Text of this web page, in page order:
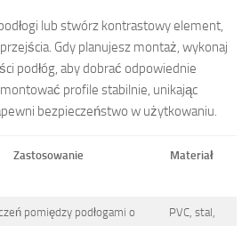
lub stwórz kontrastowy element,
Gdy planujesz montaż, wykonaj
podłóg, aby dobrać odpowiednie
profile stabilnie, unikając
bezpieczeństwo w użytkowaniu.
Zastosowanie Materiał
pomiędzy podłogami o
PVC, stal,